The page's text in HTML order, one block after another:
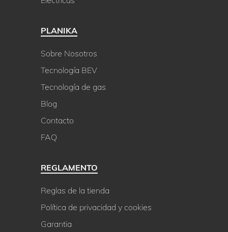
PLANIKA
Sobre Nosotros
Tecnología BEV
Tecnología de gas
Blog
Contacto
FAQ
REGLAMENTO
Reglas de la tienda
Política de privacidad y cookies
Garantia